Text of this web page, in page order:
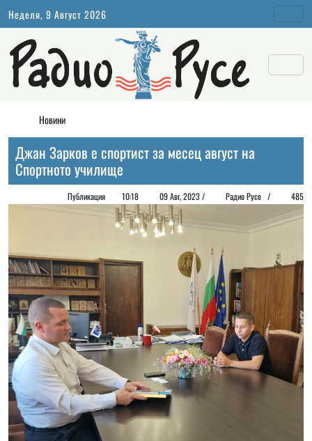
Неделя, 9 Август 2026
Новини
Джан Зарков е спортист за месец август на
Спортното училище
Публикация 10:18 09 Авг, 2023 / Радио Русе / 485